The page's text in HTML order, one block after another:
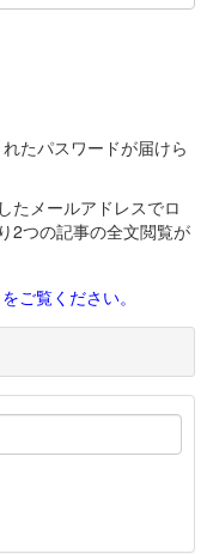
たパスワードが届けら
たメールアドレスでロ
2つの記事の全文閲覧が
ご覧ください。